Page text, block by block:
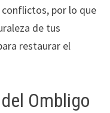
por lo que
de tus
restaurar el
Ombligo